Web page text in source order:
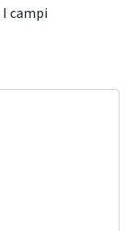
I campi